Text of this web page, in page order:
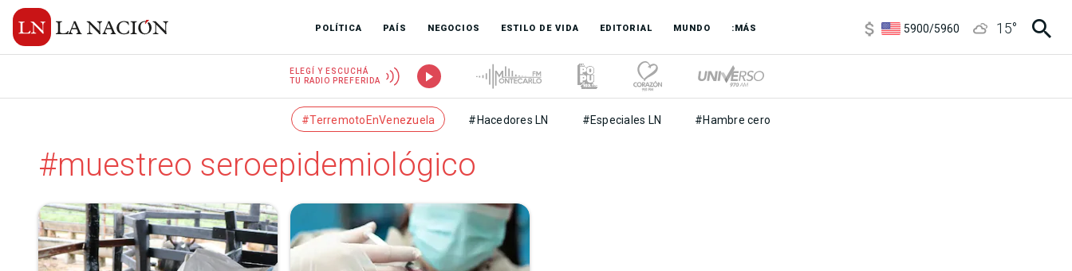
POLÍTICA PAÍS NEGOCIOS ESTILO DE VIDA EDITORIAL MUNDO :MÁS
5900/5960
15°
ELEGÍ Y ESCUCHÁ
TU RADIO PREFERIDA
#TerremotoEnVenezuela #Hacedores LN #Especiales LN #Hambre cero
#muestreo seroepidemiológico